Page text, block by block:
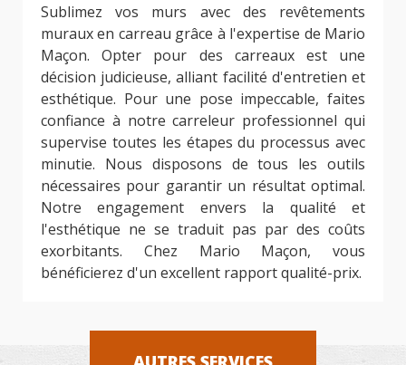
Sublimez vos murs avec des revêtements
muraux en carreau grâce à l'expertise de Mario
Maçon. Opter pour des carreaux est une
décision judicieuse, alliant facilité d'entretien et
esthétique. Pour une pose impeccable, faites
confiance à notre carreleur professionnel qui
supervise toutes les étapes du processus avec
minutie. Nous disposons de tous les outils
nécessaires pour garantir un résultat optimal.
Notre engagement envers la qualité et
l'esthétique ne se traduit pas par des coûts
exorbitants. Chez Mario Maçon, vous
bénéficierez d'un excellent rapport qualité-prix.